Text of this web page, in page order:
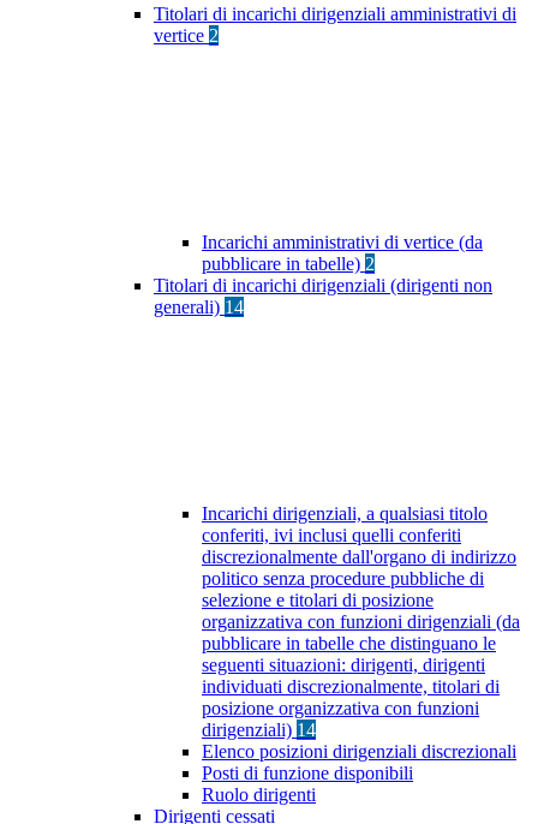
Titolari di incarichi dirigenziali amministrativi di
vertice 2
Incarichi amministrativi di vertice (da
pubblicare in tabelle) 2
Titolari di incarichi dirigenziali (dirigenti non
generali) 14
Incarichi dirigenziali, a qualsiasi titolo
conferiti, ivi inclusi quelli conferiti
discrezionalmente dall'organo di indirizzo
politico senza procedure pubbliche di
selezione e titolari di posizione
organizzativa con funzioni dirigenziali (da
pubblicare in tabelle che distinguano le
seguenti situazioni: dirigenti, dirigenti
individuati discrezionalmente, titolari di
posizione organizzativa con funzioni
dirigenziali) 14
Elenco posizioni dirigenziali discrezionali
Posti di funzione disponibili
Ruolo dirigenti
Dirigenti cessati